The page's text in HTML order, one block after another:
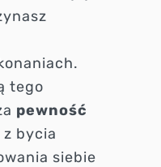
tego
pewność
bycia
siebie